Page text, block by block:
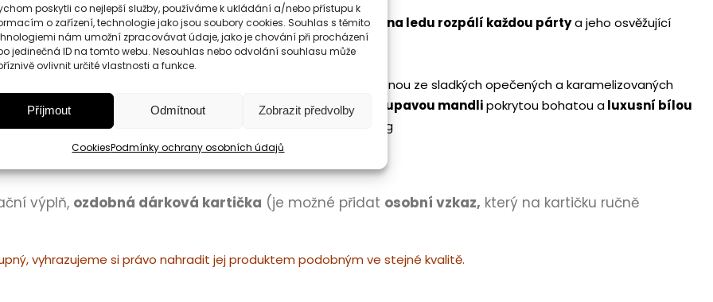
poskytli co nejlepší služby, používáme k ukládání a/nebo přístupu k
o zařízení, technologie jako jsou soubory cookies. Souhlas s těmito
nám umožní zpracovávat údaje, jako je chování při procházení
jedinečná ID na tomto webu. Nesouhlas nebo odvolání souhlasu může
ovlivnit určité vlastnosti a funkce.
Příjmout Odmítnout Zobrazit předvolby
CookiesPodmínky ochrany osobních údajů
výrobce, stvořený pro každou párty.Růžový sekt podávaný na ledu rozpálí každou pártya jeho osvěžující
zážitků, které na tebe čekají. 0,2l
srdíček. 100g
jsou lahodnou pochoutkou, vyrobenou ze sladkých opečených a karamelizovaných
růžové, himalájské soli.Každý kousek obsahuje dokonale křupavou mandlipokrytou bohatou aluxusní bílou
mandle samostatně nebo se šálkem své oblíbené kávy. 35g
výplň, ozdobná dárková kartička (je možné přidat osobní vzkaz, který na kartičku ručně
vyhrazujeme si právo nahradit jej produktem podobným ve stejné kvalitě.